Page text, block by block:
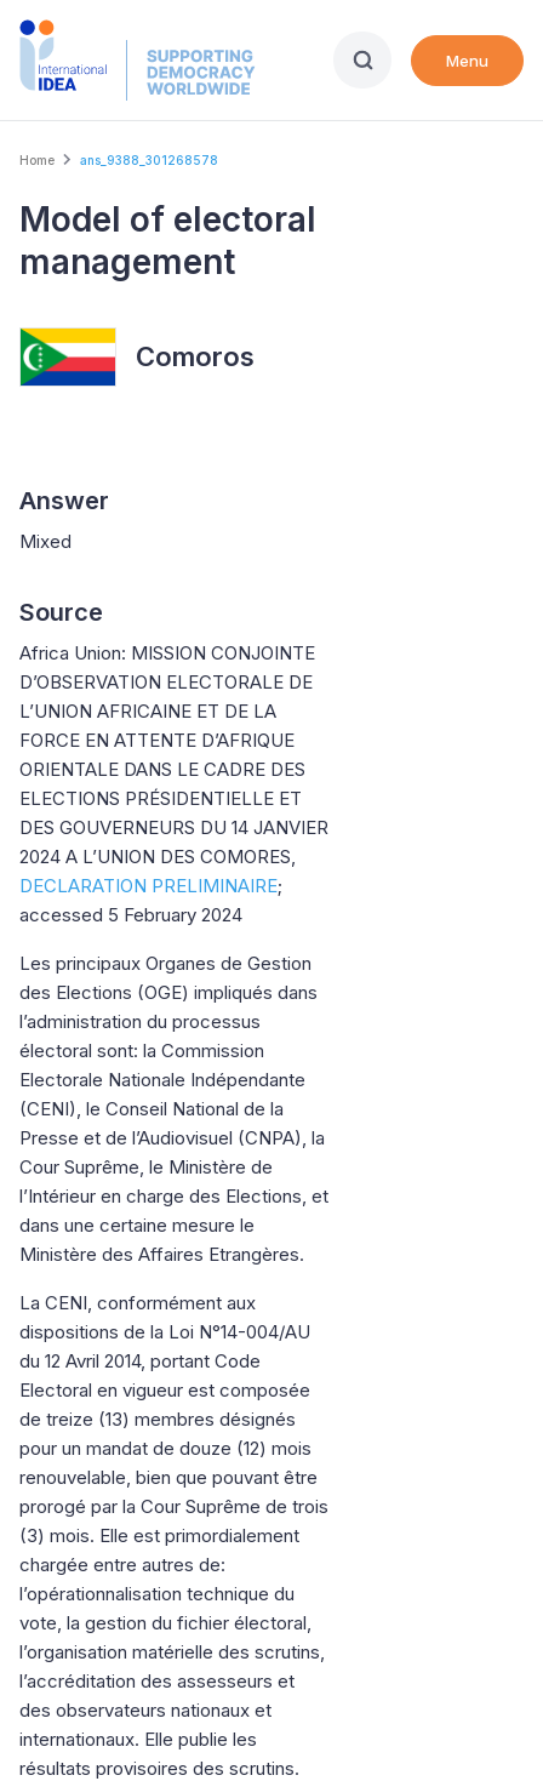
Skip
Menu
Breadcrumb
Home ans_9388_301268578
Model of electoral
management
Comoros
Answer
Mixed
Source
Africa Union: MISSION CONJOINTE
D’OBSERVATION ELECTORALE DE
L’UNION AFRICAINE ET DE LA
FORCE EN ATTENTE D’AFRIQUE
ORIENTALE DANS LE CADRE DES
ELECTIONS PRÉSIDENTIELLE ET
DES GOUVERNEURS DU 14 JANVIER
2024 A L’UNION DES COMORES,
DECLARATION PRELIMINAIRE;
accessed 5 February 2024
Les principaux Organes de Gestion
des Elections (OGE) impliqués dans
l’administration du processus
électoral sont: la Commission
Electorale Nationale Indépendante
(CENI), le Conseil National de la
Presse et de l’Audiovisuel (CNPA), la
Cour Suprême, le Ministère de
l’Intérieur en charge des Elections, et
dans une certaine mesure le
Ministère des Affaires Etrangères.
La CENI, conformément aux
dispositions de la Loi N°14-004/AU
du 12 Avril 2014, portant Code
Electoral en vigueur est composée
de treize (13) membres désignés
pour un mandat de douze (12) mois
renouvelable, bien que pouvant être
prorogé par la Cour Suprême de trois
(3) mois. Elle est primordialement
chargée entre autres de:
l’opérationnalisation technique du
vote, la gestion du fichier électoral,
l’organisation matérielle des scrutins,
l’accréditation des assesseurs et
des observateurs nationaux et
internationaux. Elle publie les
résultats provisoires des scrutins.